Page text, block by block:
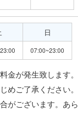
日
07:00~23:00
金が発生致します。
めご了承ください。
がございます。あら